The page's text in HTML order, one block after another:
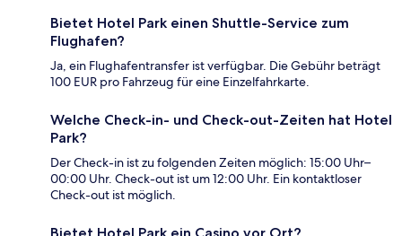
Bietet Hotel Park einen Shuttle-Service zum
Flughafen?
Ja, ein Flughafentransfer ist verfügbar. Die Gebühr beträgt
100 EUR pro Fahrzeug für eine Einzelfahrkarte.
Welche Check-in- und Check-out-Zeiten hat Hotel
Park?
Der Check-in ist zu folgenden Zeiten möglich: 15:00 Uhr–
00:00 Uhr. Check-out ist um 12:00 Uhr. Ein kontaktloser
Check-out ist möglich.